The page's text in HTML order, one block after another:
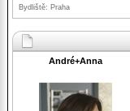
Bydliště: Praha
André+Anna